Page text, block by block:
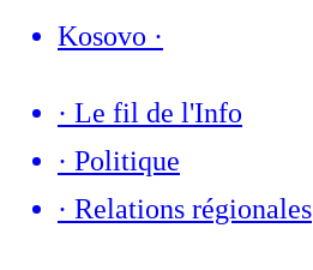
Kosovo ·
· Le fil de l'Info
· Politique
· Relations régionales